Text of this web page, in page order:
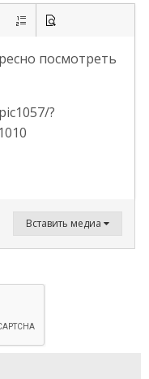
посмотреть
?
Вставить медиа